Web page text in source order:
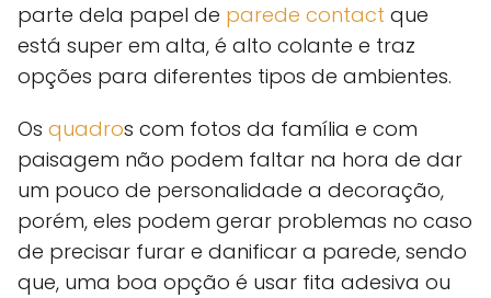
parte dela papel de parede contact que
está super em alta, é alto colante e traz
opções para diferentes tipos de ambientes.
Os quadros com fotos da família e com
paisagem não podem faltar na hora de dar
um pouco de personalidade a decoração,
porém, eles podem gerar problemas no caso
de precisar furar e danificar a parede, sendo
que, uma boa opção é usar fita adesiva ou